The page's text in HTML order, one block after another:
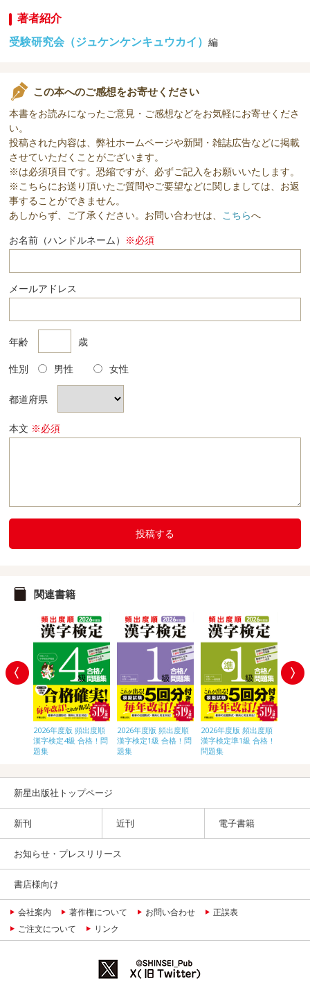
著者紹介
受験研究会（ジュケンケンキュウカイ）編
この本へのご感想をお寄せください
本書をお読みになったご意見・ご感想などをお気軽にお寄せくださ
い。
投稿された内容は、弊社ホームページや新聞・雑誌広告などに掲載
させていただくことがございます。
※は必須項目です。恐縮ですが、必ずご記入をお願いいたします。
※こちらにお送り頂いたご質問やご要望などに関しましては、お返
事することができません。
あしからず、ご了承ください。お問い合わせは、 こちらへ
お名前（ハンドルネーム） ※必須
メールアドレス
年齢 歳
性別 男性 女性
都道府県
本文 ※必須
投稿する
関連書籍
2026年度版 頻出度順
漢字検定4級 合格！問
題集
2026年度版 頻出度順
漢字検定1級 合格！問
題集
2026年度版 頻出度順
漢字検定準1級 合格！
問題集
新星出版社トップページ
新刊 近刊 電子書籍
お知らせ・プレスリリース
書店様向け
会社案内 著作権について お問い合わせ
正誤表
ご注文について
リンク